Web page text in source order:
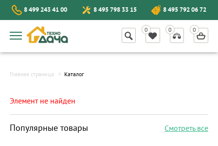
8 499 243 41 00 8 495 798 33 15 8 495 792 06 72
Главная страница Каталог
Элемент не найден
Популярные товары Смотреть все